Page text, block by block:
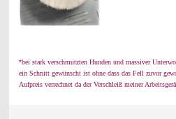
*bei stark verschmutzten Hunden und massiver
ein Schnitt gewünscht ist ohne dass das Fell zuvor
Aufpreis verrechnet da der Verschleiß meiner